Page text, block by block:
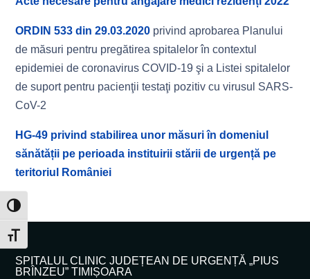
Toggle High Contrast
Toggle Font size
ORDIN 533 din 29.03.2020 privind aprobarea Planului
de măsuri pentru pregătirea spitalelor în contextul
epidemiei de coronavirus COVID-19 şi a Listei spitalelor
de suport pentru pacienţii testaţi pozitiv cu virusul SARS-
CoV-2
HG-49 privind stabilirea unor măsuri în domeniul
sănătății pe perioada instituirii stării de urgență pe
teritoriul României
SPITALUL CLINIC JUDEȚEAN DE URGENȚĂ „PIUS
BRÎNZEU” TIMIȘOARA